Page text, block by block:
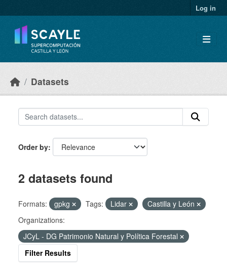
Log in
Datasets
Order by
2 datasets found
Formats: gpkg Tags: Lidar
Castilla y León
Organizations:
JCyL - DG Patrimonio Natural y Política Forestal
Filter Results